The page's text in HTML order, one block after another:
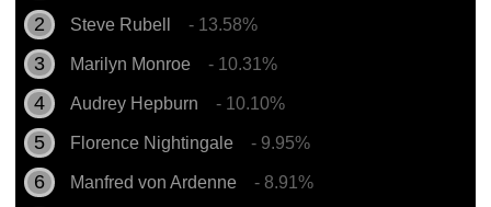
Steve Rubell - 13.58%
Marilyn Monroe - 10.31%
Audrey Hepburn - 10.10%
Florence Nightingale - 9.95%
Manfred von Ardenne - 8.91%